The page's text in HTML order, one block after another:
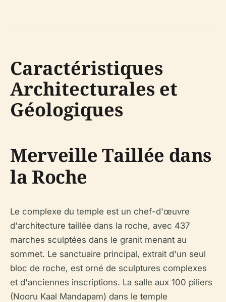
Caractéristiques
Architecturales et
Géologiques
Merveille Taillée dans
la Roche
Le complexe du temple est un chef-d'œuvre
d'architecture taillée dans la roche, avec 437
marches sculptées dans le granit menant au
sommet. Le sanctuaire principal, extrait d'un seul
bloc de roche, est orné de sculptures complexes
et d'anciennes inscriptions. La salle aux 100 piliers
(Nooru Kaal Mandapam) dans le temple